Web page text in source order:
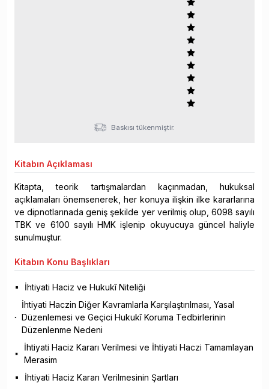
Baskısı tükenmiştir.
Kitabın Açıklaması
Kitapta, teorik tartışmalardan kaçınmadan, hukuksal
açıklamaları önemsenerek, her konuya ilişkin ilke kararlarına
ve dipnotlarınada geniş şekilde yer verilmiş olup, 6098 sayılı
TBK ve 6100 sayılı HMK işlenip okuyucuya güncel haliyle
sunulmuştur.
Kitabın Konu Başlıkları
İhtiyati Haciz ve Hukukî Niteliği
İhtiyati Haczin Diğer Kavramlarla Karşılaştırılması, Yasal
Düzenlemesi ve Geçici Hukukî Koruma Tedbirlerinin
Düzenlenme Nedeni
İhtiyati Haciz Kararı Verilmesi ve İhtiyati Haczi Tamamlayan
Merasim
İhtiyati Haciz Kararı Verilmesinin Şartları